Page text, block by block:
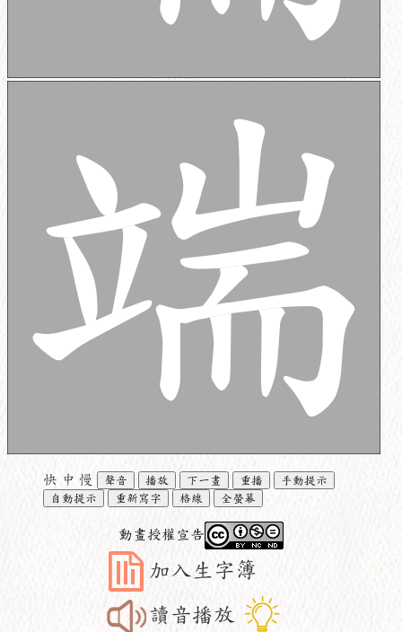
快 中 慢 聲音 播放 下一畫 重播
手動提示
自動提示
重新寫字 格線 全螢幕
動畫授權宣告
加入生字簿
讀音播放